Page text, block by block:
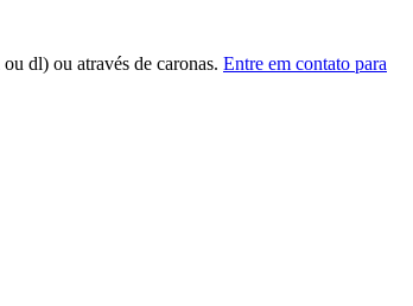
dl) ou através de caronas. Entre em contato para